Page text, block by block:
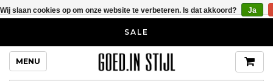
SALE
MENU
Wij slaan cookies op om onze website te verbeteren. Is dat akkoord? Ja